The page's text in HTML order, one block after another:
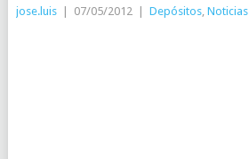
jose.luis 07/05/2012 Depósitos, Noticias